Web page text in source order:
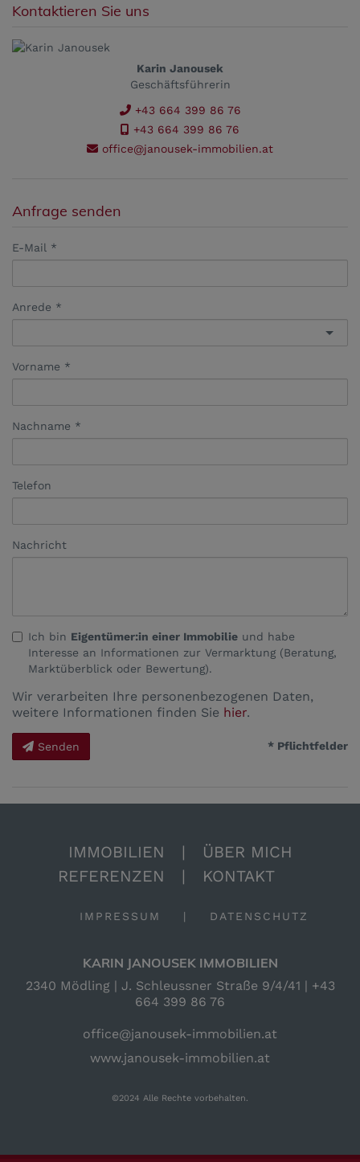
Kontaktieren Sie uns
Karin Janousek
Geschäftsführerin
+43 664 399 86 76
+43 664 399 86 76
office@janousek-immobilien.at
Anfrage senden
E-Mail
Anrede
Vorname
Nachname
Telefon
Nachricht
Ich bin Eigentümer:in einer Immobilie und habe
Interesse an Informationen zur Vermarktung (Beratung,
Marktüberblick oder Bewertung).
Wir verarbeiten Ihre personenbezogenen Daten,
weitere Informationen finden Sie hier.
Senden * Pflichtfelder
IMMOBILIEN |
ÜBER MICH
REFERENZEN | KONTAKT
IMPRESSUM | DATENSCHUTZ
KARIN JANOUSEK IMMOBILIEN
2340 Mödling | J. Schleussner Straße 9/4/41 | +43
664 399 86 76
office@janousek-immobilien.at
www.janousek-immobilien.at
©2024 Alle Rechte vorbehalten.